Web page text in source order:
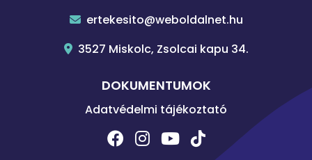
ertekesito@weboldalnet.hu
3527 Miskolc, Zsolcai kapu 34.
DOKUMENTUMOK
Adatvédelmi tájékoztató